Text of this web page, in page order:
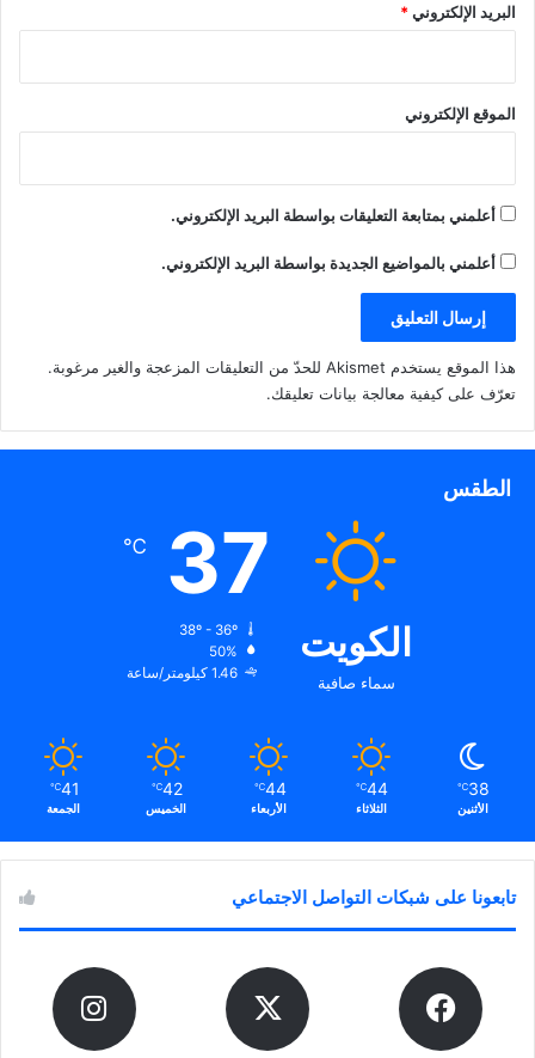
ة
)
ت
ح
ا
ذ
ة
د
)
ا
ج
د
ن
ة
ي
على حاسة السمع والادمغة
توجد فوائد صحية للموسيقى…
شخصيات البشر
البريد الإلكتروني*
الموقع الإلكتروني
أعلمني بمتابعة التعليقات بواسطة البريد الإلكتروني.
أعلمني بالمواضيع الجديدة بواسطة البريد الإلكتروني.
هذا الموقع يستخدم Akismet للحدّ من التعليقات المزعجة والغير مرغوبة.
تعرّف على كيفية معالجة بيانات تعليقك.
الطقس
الكويت
سماء صافية
37
℃
50%
1.46 كيلومتر/ساعة
38
℃
الأثنين
44
℃
الثلاثاء
44
℃
الأربعاء
42
℃
الخميس
41
℃
الجمعة
تابعونا على شبكات التواصل الاجتماعي